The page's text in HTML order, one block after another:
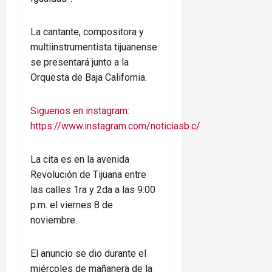
La cantante, compositora y
multiinstrumentista tijuanense
se presentará junto a la
Orquesta de Baja California.
Siguenos en instagram:
https://www.instagram.com/noticiasb.c/
La cita es en la avenida
Revolución de Tijuana entre
las calles 1ra y 2da a las 9:00
p.m. el viernes 8 de
noviembre.
El anuncio se dio durante el
miércoles de mañanera de la